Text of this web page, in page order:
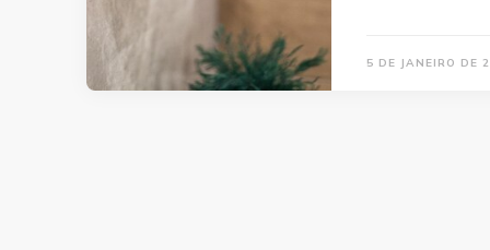
5 DE JANEIRO DE